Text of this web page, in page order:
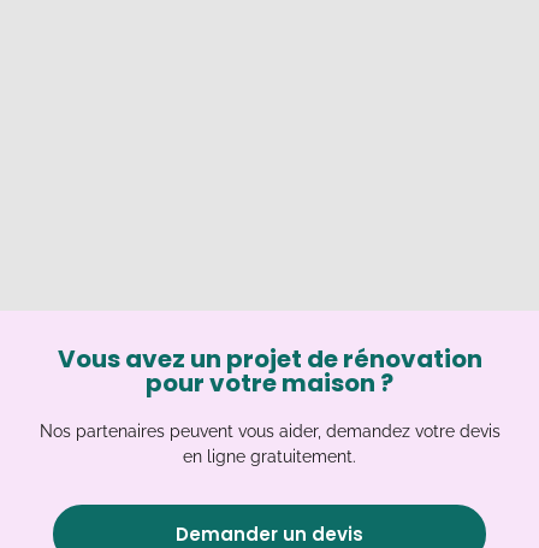
Vous avez un projet de rénovation
pour votre maison ?
Nos partenaires peuvent vous aider, demandez votre devis
en ligne gratuitement.
Demander un devis